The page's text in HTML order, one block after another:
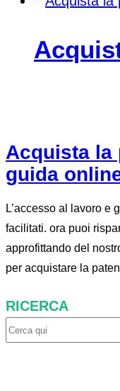
Acquista la
guida
L’accesso al lavoro e
facilitati. ora puoi
approfittando del
per acquistare la
RICERCA
R